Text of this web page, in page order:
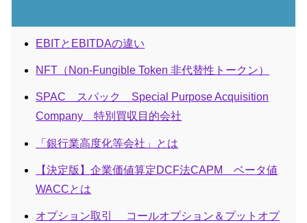
EBITとEBITDAの違い
NFT（Non-Fungible Token 非代替性トークン）
SPAC スパック Special Purpose Acquisition
Company 特別買収目的会社
「銀行業高度化等会社」とは
【決定版】企業価値算定DCF法CAPM ベータ値
WACCとは
オプション取引 コールオプション＆プットオプ